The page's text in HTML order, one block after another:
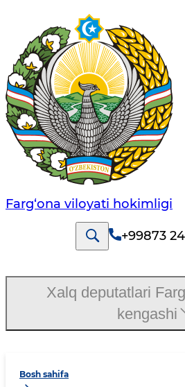
Farg‘оnа vilоyati hоkimligi
+99873
Bosh sahifa
Xalq deputatlari
kengashi